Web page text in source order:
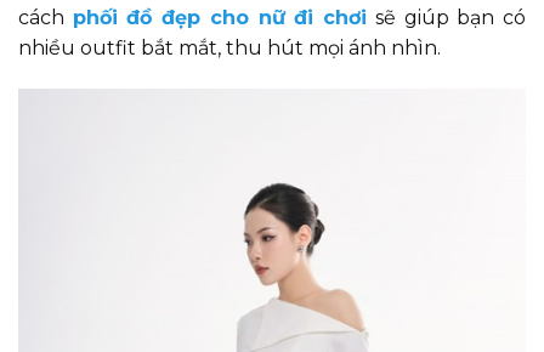
cách phối đồ đẹp cho nữ đi chơi sẽ giúp bạn có
nhiều outfit bắt mắt, thu hút mọi ánh nhìn.